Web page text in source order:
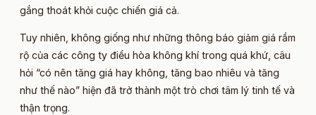
gắng thoát khỏi cuộc chiến giá cả.
Tuy nhiên, không giống như những thông báo giảm giá rầm
rộ của các công ty điều hòa không khí trong quá khứ, câu
hỏi “có nên tăng giá hay không, tăng bao nhiêu và tăng
như thế nào” hiện đã trở thành một trò chơi tâm lý tinh tế và
thận trọng.